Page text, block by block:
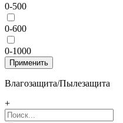
0-500
0-600
0-1000
Влагозащита/Пылезащита
+